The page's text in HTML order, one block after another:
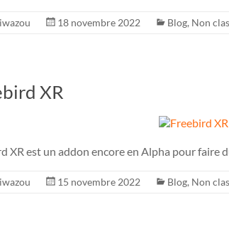
18 novembre 2022 Blog, Non
XR
XR est un addon encore en Alpha pour faire
15 novembre 2022 Blog, Non